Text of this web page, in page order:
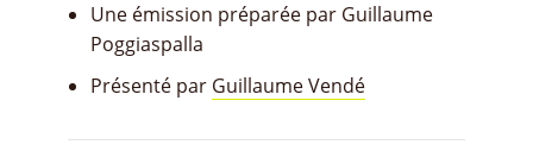
Une émission préparée par Guillaume
Poggiaspalla
Présenté par Guillaume Vendé